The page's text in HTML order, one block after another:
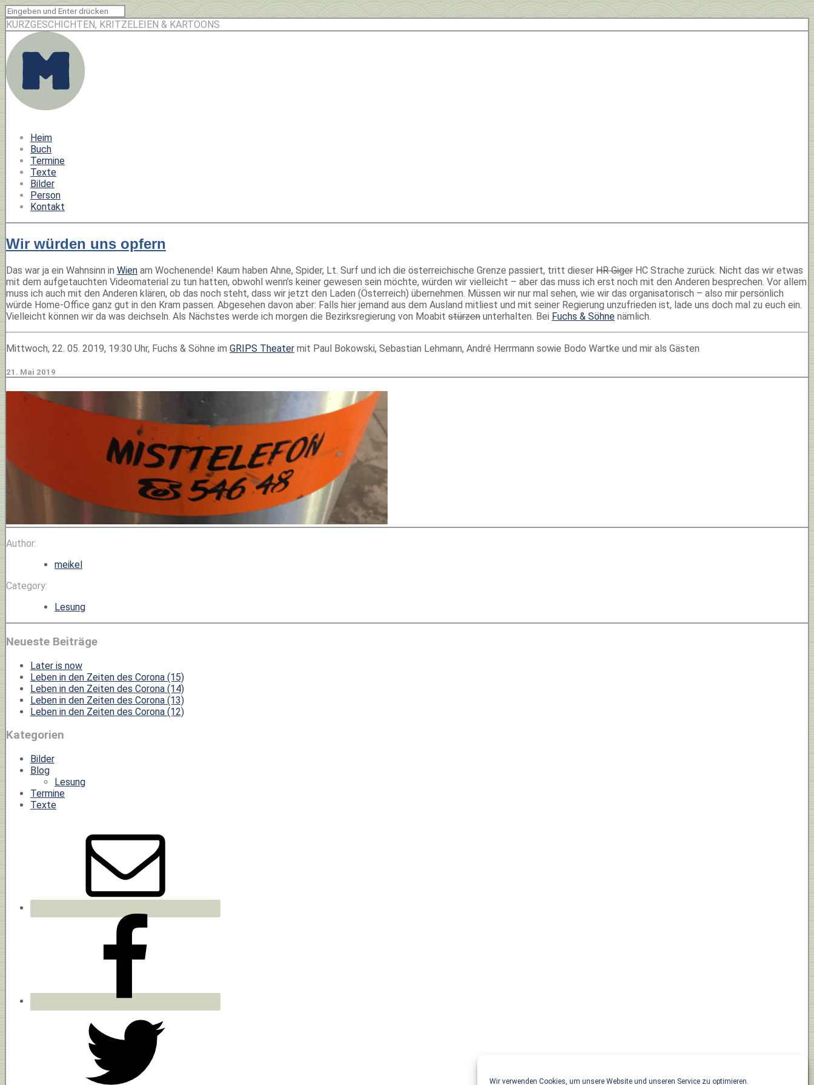
Wir verwenden Cookies, um unsere Website und unseren Service zu optimieren.
KURZGESCHICHTEN, KRITZELEIEN & KARTOONS
Heim
Buch
Termine
Texte
Bilder
Person
Kontakt
Wir würden uns opfern
Das war ja ein Wahnsinn in Wien am Wochenende! Kaum haben Ahne, Spider, Lt. Surf und ich die österreichische Grenze passiert, tritt dieser HR Giger HC Strache zurück. Nicht das wir etwas
mit dem aufgetauchten Videomaterial zu tun hatten, obwohl wenn’s keiner gewesen sein möchte, würden wir vielleicht – aber das muss ich erst noch mit den Anderen besprechen. Vor allem
muss ich auch mit den Anderen klären, ob das noch steht, dass wir jetzt den Laden (Österreich) übernehmen. Müssen wir nur mal sehen, wie wir das organisatorisch – also mir persönlich
würde Home-Office ganz gut in den Kram passen. Abgesehen davon aber: Falls hier jemand aus dem Ausland mitliest und mit seiner Regierung unzufrieden ist, lade uns doch mal zu euch ein.
Vielleicht können wir da was deichseln. Als Nächstes werde ich morgen die Bezirksregierung von Moabit stürzen unterhalten. Bei Fuchs & Söhne nämlich.
Mittwoch, 22. 05. 2019, 19:30 Uhr, Fuchs & Söhne im GRIPS Theater mit Paul Bokowski, Sebastian Lehmann, André Herrmann sowie Bodo Wartke und mir als Gästen
21. Mai 2019
Author:
meikel
Category:
Lesung
Neueste Beiträge
Later is now
Leben in den Zeiten des Corona (15)
Leben in den Zeiten des Corona (14)
Leben in den Zeiten des Corona (13)
Leben in den Zeiten des Corona (12)
Kategorien
Bilder
Blog
Lesung
Termine
Texte